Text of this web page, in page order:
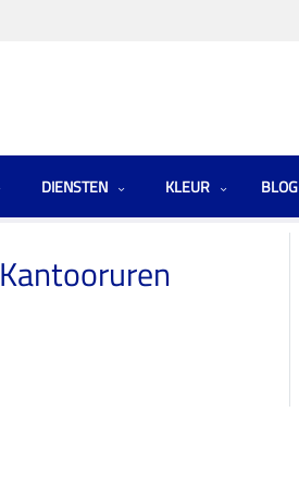
DIENSTEN KLEUR BLOG
Kantooruren